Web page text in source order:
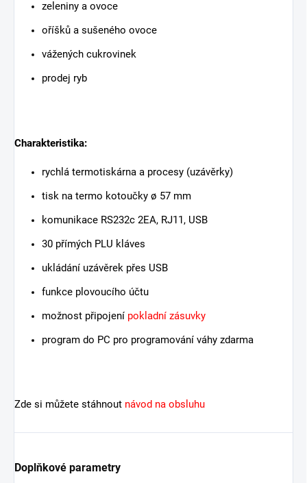
zeleniny a ovoce
oříšků a sušeného ovoce
vážených cukrovinek
prodej ryb
Charakteristika:
rychlá termotiskárna a procesy (uzávěrky)
tisk na termo kotoučky ø 57 mm
komunikace RS232c 2EA, RJ11, USB
30 přímých PLU kláves
ukládání uzávěrek přes USB
funkce plovoucího účtu
možnost připojení pokladní zásuvky
program do PC pro programování váhy zdarma
Zde si můžete stáhnout návod na obsluhu
Doplňkové parametry